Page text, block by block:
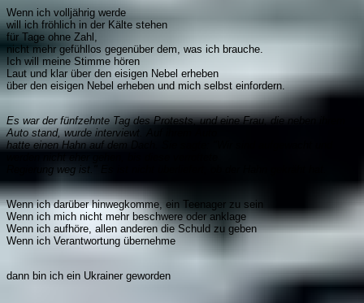
Wenn ich volljährig werde
will ich fröhlich in der Kälte stehen
für Tage ohne Zahl,
nicht mehr gefühllos gegenüber dem, was ich brauche.
Ich will meine Stimme hören
Laut und klar über den eisigen Nebel erheben
über den eisigen Nebel erheben und mich selbst einfordern.
Es war der fünfzehnte Tag des Protests, und eine Frau, die neben ihrem
Auto stand, wurde interviewt. Auf ihrem Auto
hatte einen Hahn auf dem Dach. Sie sagte: "Wir sind aufgewacht und
Regierung weg ist." Es ist nicht überliefert, ob der Hahn gekräht hat.
Wenn ich darüber hinwegkomme, ein Teenager zu sein
Wenn ich mich nicht mehr beschwere oder anklage
Wenn ich aufhöre, allen anderen die Schuld zu geben
Wenn ich Verantwortung übernehme
dann bin ich ein Ukrainer geworden